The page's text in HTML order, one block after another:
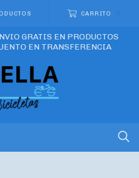
CARRITO
GRATIS EN PRODUCTOS
EN TRANSFERENCIA